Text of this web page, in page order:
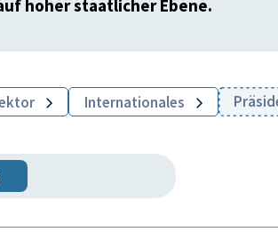
hoher staatlicher Ebene.
Internationales